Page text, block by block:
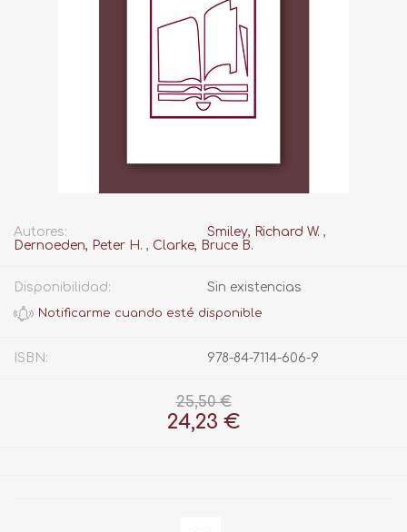
Autores: Smiley, Richard W. ,
Dernoeden, Peter H. , Clarke, Bruce B.
Disponibilidad: Sin existencias
ISBN: 978-84-7114-606-9
25,50 €
24,23 €